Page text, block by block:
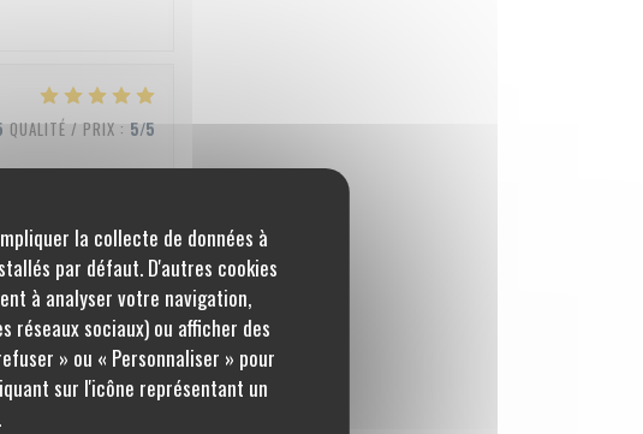
la collecte de données à
par défaut. D'autres cookies
à analyser votre navigation,
réseaux sociaux) ou afficher des
» ou « Personnaliser » pour
sur l'icône représentant un
QUALITÉ / PRIX : 5/5
QUALITÉ / PRIX: 5/5
QUALITÉ / PRIX